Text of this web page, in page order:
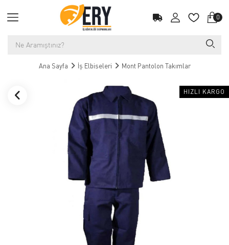
0
Ana Sayfa İş Elbiseleri Mont Pantolon Takımlar
HIZLI KARGO